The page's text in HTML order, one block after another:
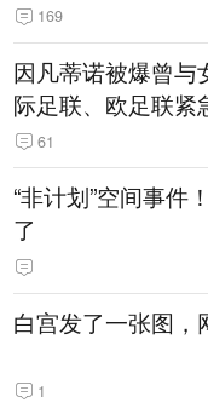
169
因凡蒂诺被爆曾与
际足联、欧足联紧
61
“非计划”空间事件
了
白宫发了一张图，
1